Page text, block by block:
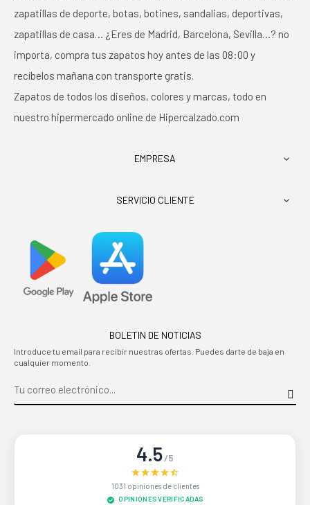
zapatillas de deporte, botas, botines, sandalias, deportivas,
zapatillas de casa… ¿Eres de Madrid, Barcelona, Sevilla…? no
importa, compra tus zapatos hoy antes de las 08:00 y
recíbelos mañana con transporte gratis.
Zapatos de todos los diseños, colores y marcas, todo en
nuestro hipermercado online de Hipercalzado.com
EMPRESA 
SERVICIO CLIENTE 
BOLETIN DE NOTICIAS
Introduce tu email para recibir nuestras ofertas. Puedes darte de baja en
cualquier momento.
4.5/5
1031 opiniones de clientes
OPINIONES VERIFICADAS